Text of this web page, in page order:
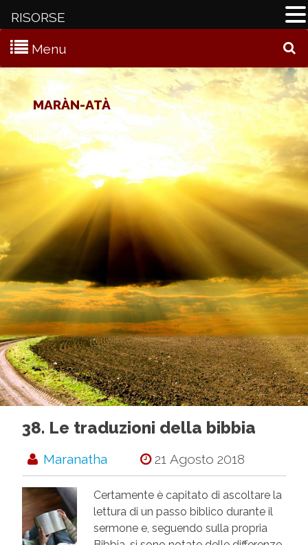
Menu
MARÀN-ATÀ
Il Signore viene…
38. Le traduzioni della bibbia
Maranatha 21 Agosto 2018
Certamente è capitato di ascoltare la
lettura di un passo biblico durante il
sermone e, seguendo sulla propria
RISORSE